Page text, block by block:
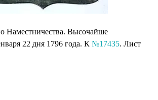
Наместничества. Высочайше
22 дня 1796 года. К №17435. Лист